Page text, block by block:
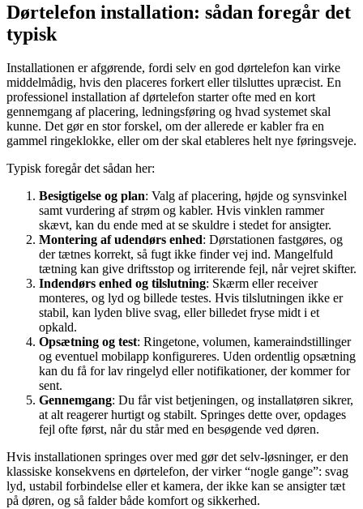
Dørtelefon installation: sådan foregår det
typisk
Installationen er afgørende, fordi selv en god dørtelefon kan virke
middelmådig, hvis den placeres forkert eller tilsluttes upræcist. En
professionel installation af dørtelefon starter ofte med en kort
gennemgang af placering, ledningsføring og hvad systemet skal
kunne. Det gør en stor forskel, om der allerede er kabler fra en
gammel ringeklokke, eller om der skal etableres helt nye føringsveje.
Typisk foregår det sådan her:
Besigtigelse og plan: Valg af placering, højde og synsvinkel
samt vurdering af strøm og kabler. Hvis vinklen rammer
skævt, kan du ende med at se skuldre i stedet for ansigter.
Montering af udendørs enhed: Dørstationen fastgøres, og
der tætnes korrekt, så fugt ikke finder vej ind. Mangelfuld
tætning kan give driftsstop og irriterende fejl, når vejret skifter.
Indendørs enhed og tilslutning: Skærm eller receiver
monteres, og lyd og billede testes. Hvis tilslutningen ikke er
stabil, kan lyden blive svag, eller billedet fryse midt i et
opkald.
Opsætning og test: Ringetone, volumen, kameraindstillinger
og eventuel mobilapp konfigureres. Uden ordentlig opsætning
kan du få for lav ringelyd eller notifikationer, der kommer for
sent.
Gennemgang: Du får vist betjeningen, og installatøren sikrer,
at alt reagerer hurtigt og stabilt. Springes dette over, opdages
fejl ofte først, når du står med en besøgende ved døren.
Hvis installationen springes over med gør det selv-løsninger, er den
klassiske konsekvens en dørtelefon, der virker “nogle gange”: svag
lyd, ustabil forbindelse eller et kamera, der ikke kan se ansigter tæt
på døren, og så falder både komfort og sikkerhed.